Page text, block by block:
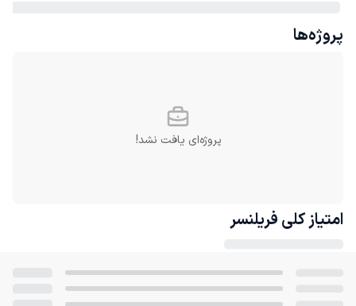
پروژه‌ها
پروژه‌ای یافت نشد!
امتیاز کلی فریلنسر